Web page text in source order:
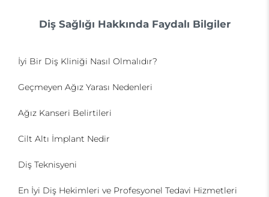
Diş Sağlığı Hakkında Faydalı Bilgiler
İyi Bir Diş Kliniği Nasıl Olmalıdır?
Geçmeyen Ağız Yarası Nedenleri
Ağız Kanseri Belirtileri
Cilt Altı İmplant Nedir
Diş Teknisyeni
En İyi Diş Hekimleri ve Profesyonel Tedavi Hizmetleri